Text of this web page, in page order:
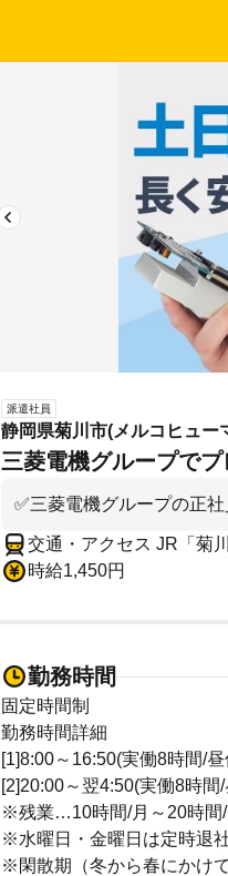
派遣社員
静岡県菊川市(メルコヒュー
三菱電機グループで
✅三菱電機グループの正社
交通・アクセス JR「菊
時給1,450円
勤務時間
固定時間制
勤務時間詳細
[1]8:00～16:50(実働8時間/
[2]20:00～翌4:50(実働8時間
※残業…10時間/月～20時間
※水曜日・金曜日は定時退
※閑散期（冬から春にかけ